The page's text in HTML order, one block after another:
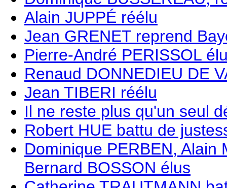
Alain JUPPÉ réélu
Jean GRENET reprend
Pierre-André PERISSOL
Renaud DONNEDIEU DE
Jean TIBERI réélu
Il ne reste plus qu'un seul
Robert HUE battu de
Dominique PERBEN, Alain
Bernard BOSSON élus